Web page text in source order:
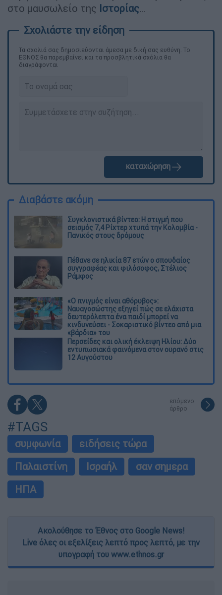
στο μαυσωλείο της Ιστορίας…
Τα σχολιά σας δημοσιεύονται άμεσα με δική σας ευθύνη. Το
ΕΘΝΟΣ θα παρεμβαίνει και τα προσβλητικά σχόλια θα
διαγράφονται
καταχώρηση
Διαβάστε ακόμη
Συγκλονιστικά βίντεο: Η στιγμή που
σεισμός 7,4 Ρίχτερ χτυπά την Κολομβία -
Πανικός στους δρόμους
Πέθανε σε ηλικία 87 ετών ο σπουδαίος
συγγραφέας και φιλόσοφος, Στέλιος
Ράμφος
«Ο πνιγμός είναι αθόρυβος»:
Ναυαγοσώστης εξηγεί πώς σε ελάχιστα
δευτερόλεπτα ένα παιδί μπορεί να
κινδυνεύσει - Σοκαριστικό βίντεο από μια
«βάρδια» του
Περσείδες και ολική έκλειψη Ηλίου: Δύο
εντυπωσιακά φαινόμενα στον ουρανό στις
12 Αυγούστου
επόμενο
άρθρο
#TAGS
συμφωνία
ειδήσεις τώρα
Παλαιστίνη
Ισραήλ
σαν σημερα
ΗΠΑ
Ακολούθησε το Έθνος στο Google News!
Live όλες οι εξελίξεις λεπτό προς λεπτό, με την
υπογραφή του www.ethnos.gr